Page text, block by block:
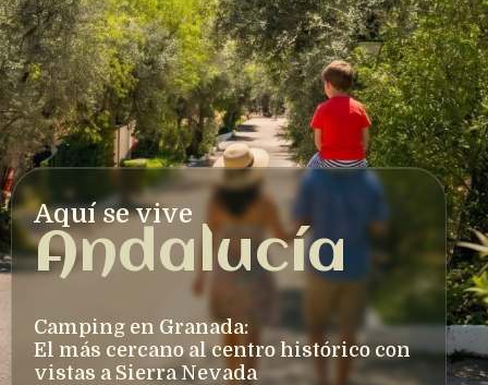
Aquí se vive
Andalucía
Camping en Granada:
El más cercano al centro histórico con
vistas a Sierra Nevada